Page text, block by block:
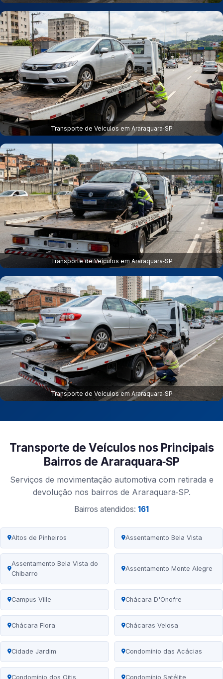
Transporte de Veículos em Araraquara‑SP
Transporte de Veículos em Araraquara‑SP
Transporte de Veículos em Araraquara‑SP
Transporte de Veículos nos Principais
Bairros de Araraquara‑SP
Serviços de movimentação automotiva com retirada e
devolução nos bairros de Araraquara‑SP.
Bairros atendidos: 161
Altos de Pinheiros Assentamento Bela Vista
Assentamento Bela Vista do
Chibarro
Assentamento Monte Alegre
Campus Ville Chácara D'Onofre
Chácara Flora Chácaras Velosa
Cidade Jardim Condomínio das Acácias
Condomínio dos Oitis Condomínio Satélite